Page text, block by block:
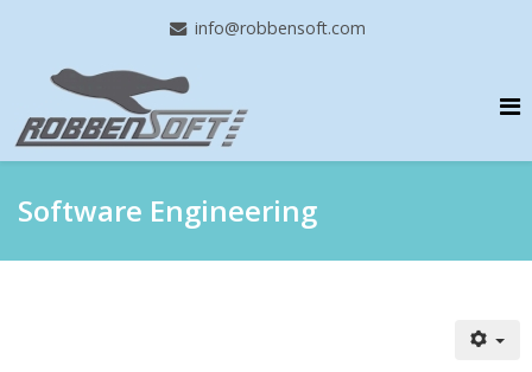
info@robbensoft.com
Software Engineering